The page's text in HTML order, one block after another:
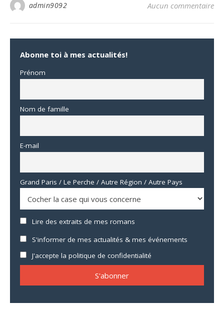
admin9092 Aucun commentaire
Abonne toi à mes actualités!
Prénom
Nom de famille
E-mail
Grand Paris / Le Perche / Autre Région / Autre Pays
Lire des extraits de mes romans
S'informer de mes actualités & mes événements
J'accepte la politique de confidentialité